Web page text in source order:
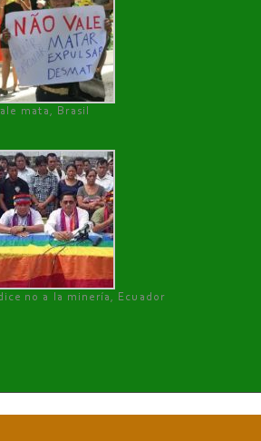
mata, Brasil
no a la minería, Ecuador